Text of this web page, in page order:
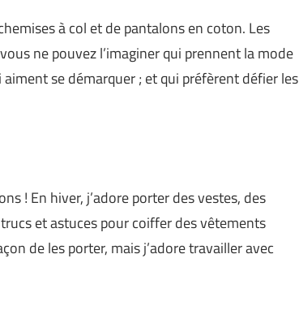
à col et de pantalons en coton. Les
ne pouvez l’imaginer qui prennent la mode
se démarquer ; et qui préfèrent défier les
! En hiver, j’adore porter des vestes, des
et astuces pour coiffer des vêtements
de les porter, mais j’adore travailler avec